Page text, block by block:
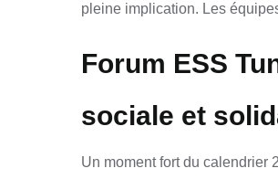
pleine implication. Les
Forum ESS
sociale et
Un moment fort du calendrier